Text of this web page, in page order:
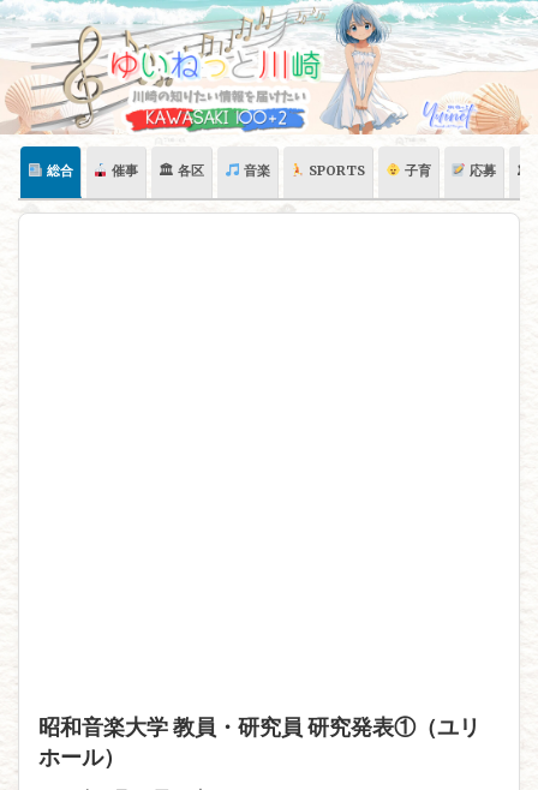
Skip
content
総合 催事 🏛 各区 音楽 SPORTS 子育 応募 🏛
昭和音楽大学 教員・研究員 研究発表①（ユリ
ホール）